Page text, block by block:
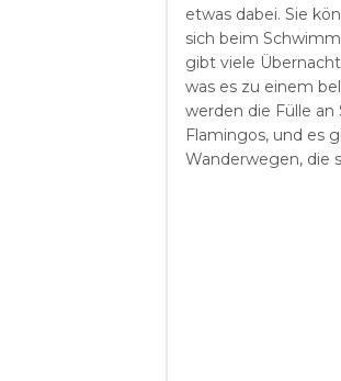
etwas dabei. Sie
sich beim
gibt viele
was es zu einem
werden die Fülle
Flamingos, und es
Wanderwegen, die